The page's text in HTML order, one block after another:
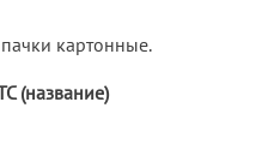
картонные.
(название)